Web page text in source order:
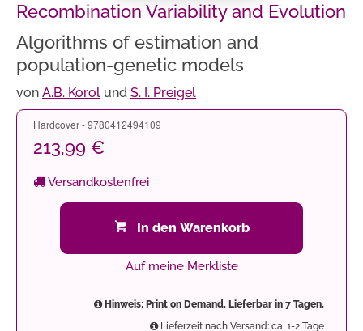
Recombination Variability and Evolution
Algorithms of estimation and
population-genetic models
von A.B. Korol und S. I. Preigel
Hardcover - 9780412494109
213,99 €
Versandkostenfrei
In den Warenkorb
Auf meine Merkliste
Hinweis: Print on Demand. Lieferbar in 7 Tagen.
Lieferzeit nach Versand: ca. 1-2 Tage